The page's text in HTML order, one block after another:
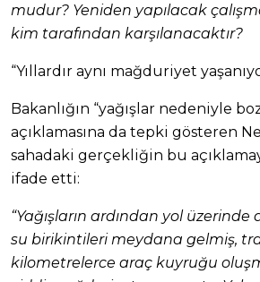
mudur? Yeniden yapılacak
kim tarafından karşılanacaktır?
“Yıllardır aynı mağduriyet
Bakanlığın “yağışlar nedeniyle
açıklamasına da tepki gösteren
sahadaki gerçekliğin bu
ifade etti:
“Yağışların ardından yol
su birikintileri meydana gelmiş,
kilometrelerce araç kuyruğu